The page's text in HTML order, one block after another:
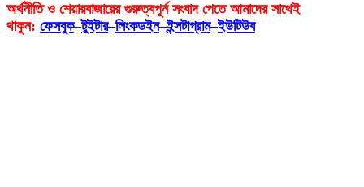
অর্থনীতি ও শেয়ারবাজারের গুরুত্বপূর্ন সংবাদ পেতে আমাদের সাথেই
থাকুন: ফেসবুক–টুইটার–লিংকডইন–ইন্সটাগ্রাম–ইউটিউব